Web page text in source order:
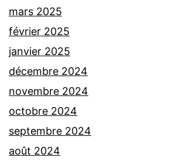
mars 2025
février 2025
janvier 2025
décembre 2024
novembre 2024
octobre 2024
septembre 2024
août 2024